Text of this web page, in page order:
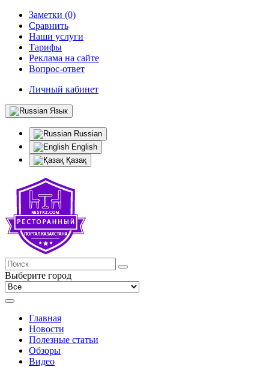
Заметки (0)
Сравнить
Наши услуги
Тарифы
Реклама на сайте
Вопрос-ответ
Личный кабинет
Язык
Russian
English
Қазақ
Выберите город
Главная
Новости
Полезные статьи
Обзоры
Видео